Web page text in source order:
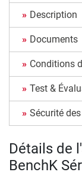
Description
Documents
Conditions
Test &
Sécurité
Détails de
BenchK